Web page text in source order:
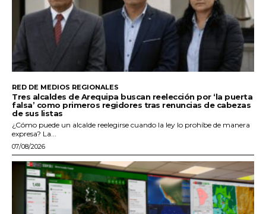
RED DE MEDIOS REGIONALES
Tres alcaldes de Arequipa buscan reelección por ‘la puerta
falsa’ como primeros regidores tras renuncias de cabezas
de sus listas
¿Cómo puede un alcalde reelegirse cuando la ley lo prohíbe de manera
expresa? La...
07/08/2026